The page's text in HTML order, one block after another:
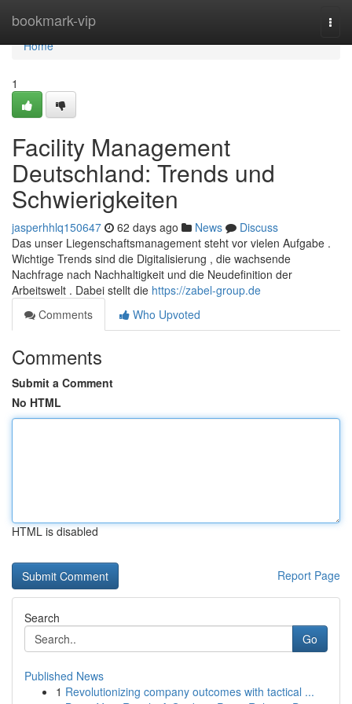
bookmark-vip
Home
Home
1
Facility Management
Deutschland: Trends und
Schwierigkeiten
jasperhhlq150647 62 days ago News
Discuss
Das unser Liegenschaftsmanagement steht vor vielen Aufgabe .
Wichtige Trends sind die Digitalisierung , die wachsende
Nachfrage nach Nachhaltigkeit und die Neudefinition der
Arbeitswelt . Dabei stellt die https://zabel-group.de
Comments
Who Upvoted
Comments
Submit a Comment
No HTML
HTML is disabled
Report Page
Search
Go
Published News
1 Revolutionizing company outcomes with tactical ...